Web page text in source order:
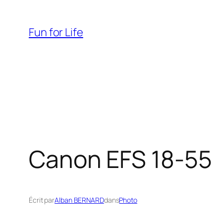
contenu
Fun for Life
Canon EFS 18-55
Écrit parAlban BERNARDdansPhoto